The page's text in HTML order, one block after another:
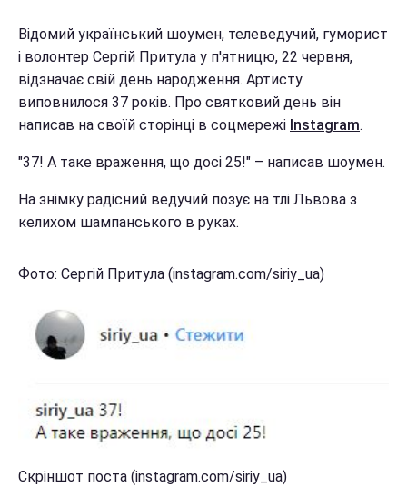
Відомий український шоумен, телеведучий, гуморист
і волонтер Сергій Притула у п'ятницю, 22 червня,
відзначає свій день народження. Артисту
виповнилося 37 років. Про святковий день він
написав на своїй сторінці в соцмережі Instagram.
"37! А таке враження, що досі 25!" – написав шоумен.
На знімку радісний ведучий позує на тлі Львова з
келихом шампанського в руках.
Фото: Сергій Притула (instagram.com/siriy_ua)
Скріншот поста (instagram.com/siriy_ua)